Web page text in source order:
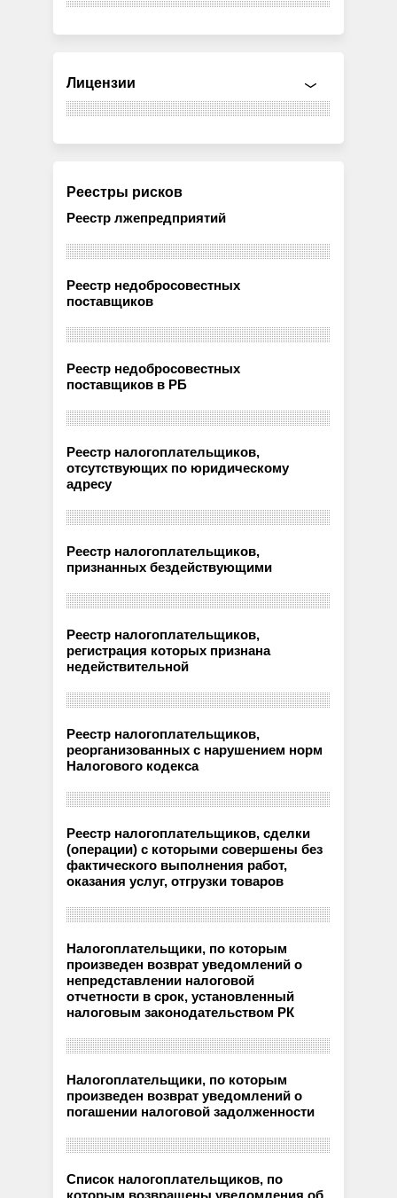
Лицензии
Реестры рисков
Реестр лжепредприятий
Реестр недобросовестных
поставщиков
Реестр недобросовестных
поставщиков в РБ
Реестр налогоплательщиков,
отсутствующих по юридическому
адресу
Реестр налогоплательщиков,
признанных бездействующими
Реестр налогоплательщиков,
регистрация которых признана
недействительной
Реестр налогоплательщиков,
реорганизованных с нарушением норм
Налогового кодекса
Реестр налогоплательщиков, сделки
(операции) с которыми совершены без
фактического выполнения работ,
оказания услуг, отгрузки товаров
Налогоплательщики, по которым
произведен возврат уведомлений о
непредставлении налоговой
отчетности в срок, установленный
налоговым законодательством РК
Налогоплательщики, по которым
произведен возврат уведомлений о
погашении налоговой задолженности
Список налогоплательщиков, по
которым возвращены уведомления об